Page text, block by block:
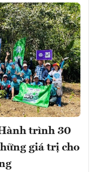
trình 30
giá trị cho